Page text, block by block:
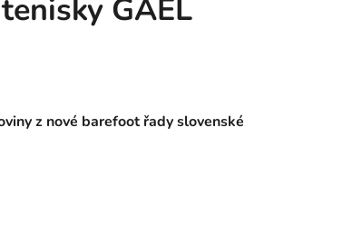
GAEL
z nové barefoot řady slovenské